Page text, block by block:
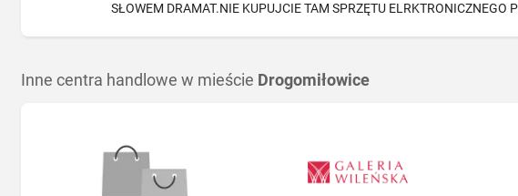
SŁOWEM DRAMAT.NIE KUPUJCIE TAM SPRZĘTU
Inne centra handlowe w mieście Drogomiłowice